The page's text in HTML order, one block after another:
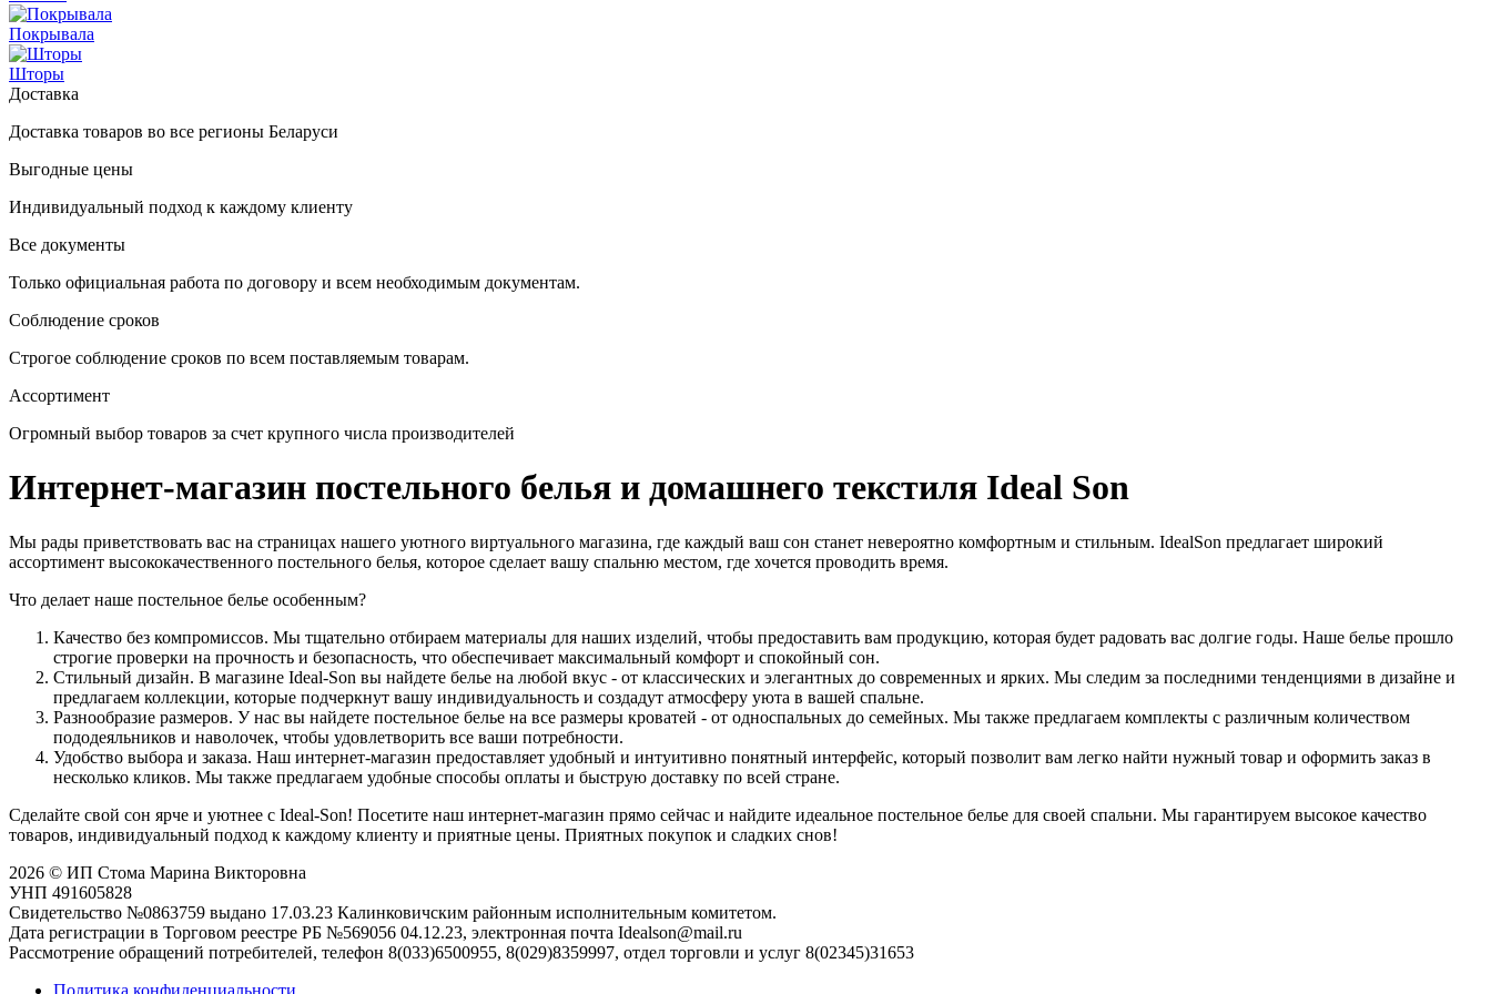
Покрывала
Шторы
Доставка
Доставка товаров во все регионы Беларуси
Выгодные цены
Индивидуальный подход к каждому клиенту
Все документы
Только официальная работа по договору и всем необходимым документам.
Соблюдение сроков
Строгое соблюдение сроков по всем поставляемым товарам.
Ассортимент
Огромный выбор товаров за счет крупного числа производителей
Интернет-магазин постельного белья и домашнего текстиля Ideal Son
Мы рады приветствовать вас на страницах нашего уютного виртуального магазина, где каждый ваш сон станет невероятно комфортным и стильным. IdealSon предлагает широкий
ассортимент высококачественного постельного белья, которое сделает вашу спальню местом, где хочется проводить время.
Что делает наше постельное белье особенным?
Качество без компромиссов. Мы тщательно отбираем материалы для наших изделий, чтобы предоставить вам продукцию, которая будет радовать вас долгие годы. Наше белье прошло
строгие проверки на прочность и безопасность, что обеспечивает максимальный комфорт и спокойный сон.
Стильный дизайн. В магазине Ideal-Son вы найдете белье на любой вкус - от классических и элегантных до современных и ярких. Мы следим за последними тенденциями в дизайне и
предлагаем коллекции, которые подчеркнут вашу индивидуальность и создадут атмосферу уюта в вашей спальне.
Разнообразие размеров. У нас вы найдете постельное белье на все размеры кроватей - от односпальных до семейных. Мы также предлагаем комплекты с различным количеством
пододеяльников и наволочек, чтобы удовлетворить все ваши потребности.
Удобство выбора и заказа. Наш интернет-магазин предоставляет удобный и интуитивно понятный интерфейс, который позволит вам легко найти нужный товар и оформить заказ в
несколько кликов. Мы также предлагаем удобные способы оплаты и быструю доставку по всей стране.
Сделайте свой сон ярче и уютнее с Ideal-Son! Посетите наш интернет-магазин прямо сейчас и найдите идеальное постельное белье для своей спальни. Мы гарантируем высокое качество
товаров, индивидуальный подход к каждому клиенту и приятные цены. Приятных покупок и сладких снов!
2026 © ИП Стома Марина Викторовна
УНП 491605828
Свидетельство №0863759 выдано 17.03.23 Калинковичским районным исполнительным комитетом.
Дата регистрации в Торговом реестре РБ №569056 04.12.23, электронная почта Idealson@mail.ru
Рассмотрение обращений потребителей, телефон 8(033)6500955, 8(029)8359997, отдел торговли и услуг 8(02345)31653
Политика конфиденциальности